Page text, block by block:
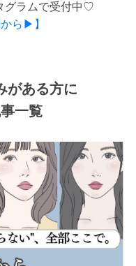
グラムで受付中♡
ら▶】
がある方に
一覧